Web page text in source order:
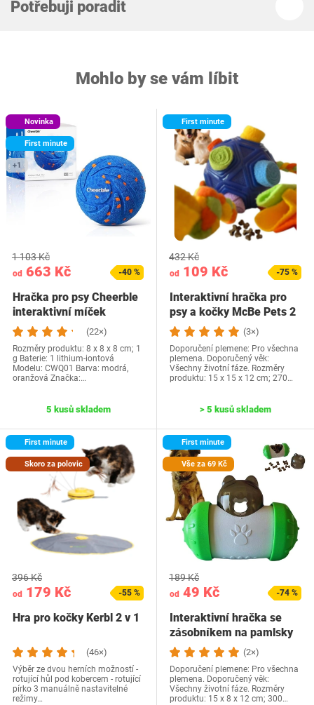
Potřebuji poradit
Mohlo by se vám líbit
Novinka
First minute
+1
od 663 Kč
1 103 Kč
-40 %
Hračka pro psy Cheerble
interaktivní míček
(22×)
Rozměry produktu: 8 x 8 x 8 cm; 1
g Baterie: 1 lithium-iontová
Modelu: CWQ01 Barva: modrá,
oranžová Značka:…
5 kusů skladem
First minute
od 109 Kč
432 Kč
-75 %
Interaktivní hračka pro
psy a kočky McBe Pets 2
v 1 –…
(3×)
Doporučení plemene: Pro všechna
plemena. Doporučený věk:
Všechny životní fáze. Rozměry
produktu: 15 x 15 x 12 cm; 270…
> 5 kusů skladem
First minute
Skoro za polovic
od 179 Kč
396 Kč
-55 %
Hra pro kočky Kerbl 2 v 1
(46×)
Výběr ze dvou herních možností -
rotující hůl pod kobercem - rotující
pírko 3 manuálně nastavitelné
režimy…
First minute
Vše za 69 Kč
od 49 Kč
189 Kč
-74 %
Interaktivní hračka se
zásobníkem na pamlsky
McBe Pets s… (2×)
Doporučení plemene: Pro všechna
plemena. Doporučený věk:
Všechny životní fáze. Rozměry
produktu: 15 x 8 x 12 cm; 300…